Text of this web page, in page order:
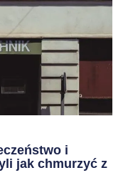
i
jak chmurzyć z